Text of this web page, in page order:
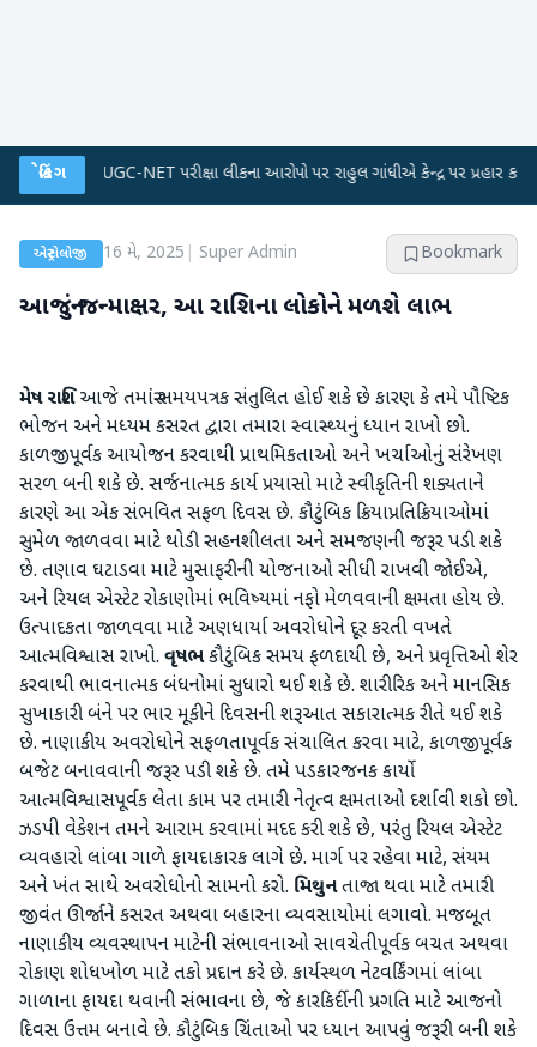
બ્રેકિંગ
UGC-NET પરીક્ષા લીકના આરોપો પર રાહુલ ગાંધીએ કેન્દ્ર પર પ્રહાર કર્યા ●
એસ્ટ્રોલોજી 16 મે, 2025 Super Admin Bookmark
આજનું જન્માક્ષર, આ રાશિના લોકોને મળશે લાભ
મેષ રાશિઆજે તમારું સમયપત્રક સંતુલિત હોઈ શકે છે કારણ કે તમે પૌષ્ટિક
ભોજન અને મધ્યમ કસરત દ્વારા તમારા સ્વાસ્થ્યનું ધ્યાન રાખો છો.
કાળજીપૂર્વક આયોજન કરવાથી પ્રાથમિકતાઓ અને ખર્ચાઓનું સંરેખણ
સરળ બની શકે છે. સર્જનાત્મક કાર્ય પ્રયાસો માટે સ્વીકૃતિની શક્યતાને
કારણે આ એક સંભવિત સફળ દિવસ છે. કૌટુંબિક ક્રિયાપ્રતિક્રિયાઓમાં
સુમેળ જાળવવા માટે થોડી સહનશીલતા અને સમજણની જરૂર પડી શકે
છે. તણાવ ઘટાડવા માટે મુસાફરીની યોજનાઓ સીધી રાખવી જોઈએ,
અને રિયલ એસ્ટેટ રોકાણોમાં ભવિષ્યમાં નફો મેળવવાની ક્ષમતા હોય છે.
ઉત્પાદકતા જાળવવા માટે અણધાર્યા અવરોધોને દૂર કરતી વખતે
આત્મવિશ્વાસ રાખો. વૃષભકૌટુંબિક સમય ફળદાયી છે, અને પ્રવૃત્તિઓ શેર
કરવાથી ભાવનાત્મક બંધનોમાં સુધારો થઈ શકે છે. શારીરિક અને માનસિક
સુખાકારી બંને પર ભાર મૂકીને દિવસની શરૂઆત સકારાત્મક રીતે થઈ શકે
છે. નાણાકીય અવરોધોને સફળતાપૂર્વક સંચાલિત કરવા માટે, કાળજીપૂર્વક
બજેટ બનાવવાની જરૂર પડી શકે છે. તમે પડકારજનક કાર્યો
આત્મવિશ્વાસપૂર્વક લેતા કામ પર તમારી નેતૃત્વ ક્ષમતાઓ દર્શાવી શકો છો.
ઝડપી વેકેશન તમને આરામ કરવામાં મદદ કરી શકે છે, પરંતુ રિયલ એસ્ટેટ
વ્યવહારો લાંબા ગાળે ફાયદાકારક લાગે છે. માર્ગ પર રહેવા માટે, સંયમ
અને ખંત સાથે અવરોધોનો સામનો કરો. મિથુનતાજા થવા માટે તમારી
જીવંત ઊર્જાને કસરત અથવા બહારના વ્યવસાયોમાં લગાવો. મજબૂત
નાણાકીય વ્યવસ્થાપન માટેની સંભાવનાઓ સાવચેતીપૂર્વક બચત અથવા
રોકાણ શોધખોળ માટે તકો પ્રદાન કરે છે. કાર્યસ્થળ નેટવર્કિંગમાં લાંબા
ગાળાના ફાયદા થવાની સંભાવના છે, જે કારકિર્દીની પ્રગતિ માટે આજનો
દિવસ ઉત્તમ બનાવે છે. કૌટુંબિક ચિંતાઓ પર ધ્યાન આપવું જરૂરી બની શકે